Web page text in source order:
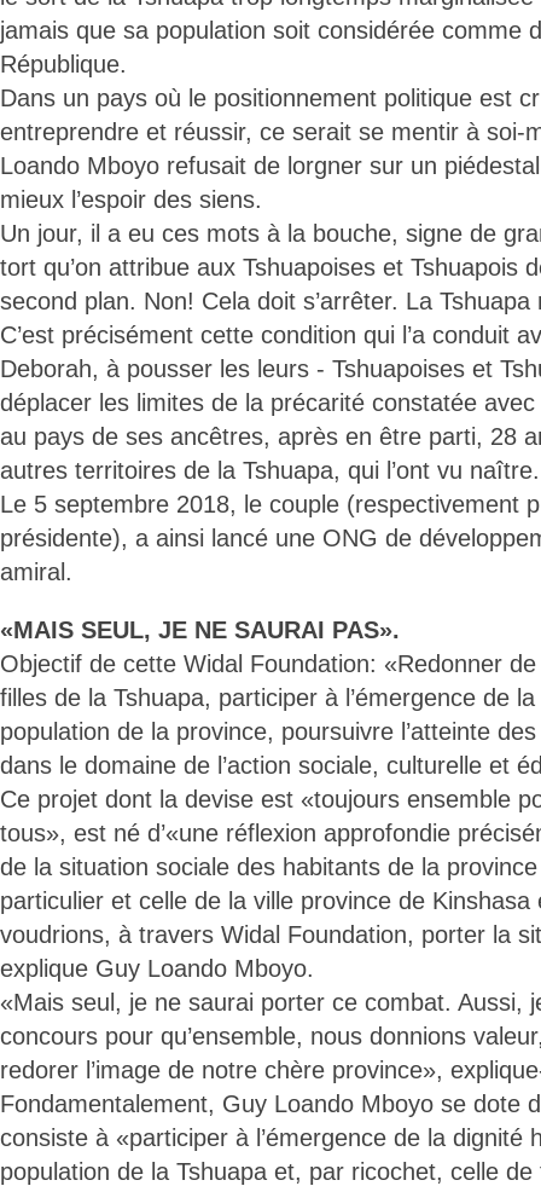
jamais que sa population soit considérée comme
République.
Dans un pays où le positionnement politique est
entreprendre et réussir, ce serait se mentir à soi-
Loando Mboyo refusait de lorgner sur un
mieux l’espoir des siens.
Un jour, il a eu ces mots à la bouche, signe de
tort qu’on attribue aux Tshuapoises et Tshuapois
second plan. Non! Cela doit s’arrêter. La
C’est précisément cette condition qui l’a conduit
Deborah, à pousser les leurs - Tshuapoises et
déplacer les limites de la précarité constatée avec
au pays de ses ancêtres, après en être parti, 28
autres territoires de la Tshuapa, qui l’ont vu naître.
Le 5 septembre 2018, le couple (respectivement
présidente), a ainsi lancé une ONG de
amiral.
«MAIS SEUL, JE NE SAURAI PAS».
Objectif de cette Widal Foundation: «Redonner
filles de la Tshuapa, participer à l’émergence de
population de la province, poursuivre l’atteinte
dans le domaine de l’action sociale, culturelle et
Ce projet dont la devise est «toujours ensemble
tous», est né d’«une réflexion approfondie
de la situation sociale des habitants de la
particulier et celle de la ville province de
voudrions, à travers Widal Foundation, porter la
explique Guy Loando Mboyo.
«Mais seul, je ne saurai porter ce combat. Aussi,
concours pour qu’ensemble, nous donnions
redorer l’image de notre chère province»,
Fondamentalement, Guy Loando Mboyo se dote
consiste à «participer à l’émergence de la dignité
population de la Tshuapa et, par ricochet, celle